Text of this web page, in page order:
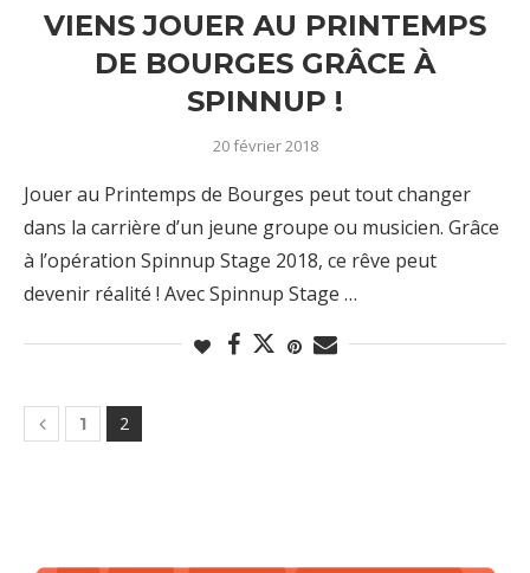
VIENS JOUER AU PRINTEMPS
DE BOURGES GRÂCE À
SPINNUP !
20 février 2018
Jouer au Printemps de Bourges peut tout changer
dans la carrière d’un jeune groupe ou musicien. Grâce
à l’opération Spinnup Stage 2018, ce rêve peut
devenir réalité ! Avec Spinnup Stage …
1 2